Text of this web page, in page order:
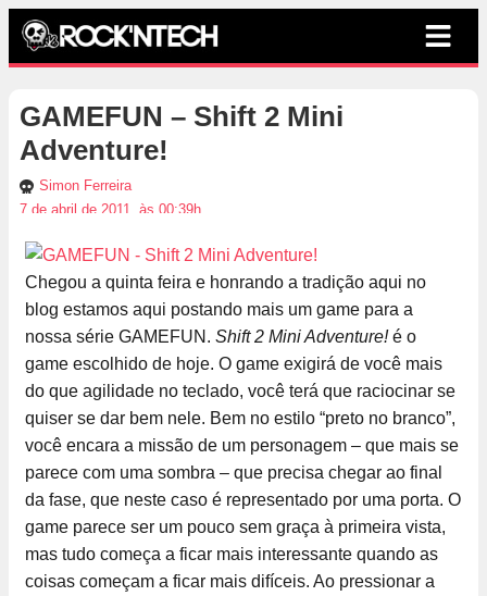
GAMEFUN – Shift 2 Mini
Adventure!
Simon Ferreira
7 de abril de 2011, às 00:39h
Chegou a quinta feira e honrando a tradição aqui no
blog estamos aqui postando mais um game para a
nossa série GAMEFUN. Shift 2 Mini Adventure!é o
game escolhido de hoje. O game exigirá de você mais
do que agilidade no teclado, você terá que raciocinar se
quiser se dar bem nele. Bem no estilo “preto no branco”,
você encara a missão de um personagem – que mais se
parece com uma sombra – que precisa chegar ao final
da fase, que neste caso é representado por uma porta. O
game parece ser um pouco sem graça à primeira vista,
mas tudo começa a ficar mais interessante quando as
coisas começam a ficar mais difíceis. Ao pressionar a